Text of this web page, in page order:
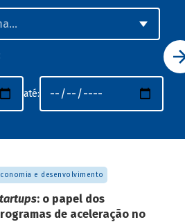
até:
e desenvolvimento
: o papel dos
de aceleração no